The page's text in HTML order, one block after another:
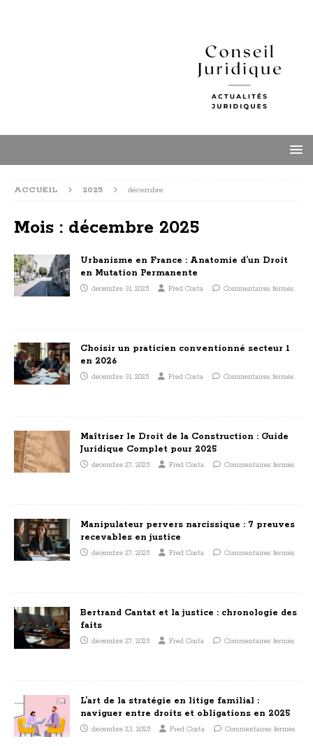
ACCUEIL 2025 décembre
Mois : décembre 2025
Urbanisme en France : Anatomie d’un Droit
en Mutation Permanente
décembre 31, 2025 Fred Costa Commentaires fermés
Choisir un praticien conventionné secteur 1
en 2026
décembre 31, 2025 Fred Costa Commentaires fermés
Maîtriser le Droit de la Construction : Guide
Juridique Complet pour 2025
décembre 27, 2025 Fred Costa Commentaires fermés
Manipulateur pervers narcissique : 7 preuves
recevables en justice
décembre 27, 2025 Fred Costa Commentaires fermés
Bertrand Cantat et la justice : chronologie des
faits
décembre 27, 2025 Fred Costa Commentaires fermés
L’art de la stratégie en litige familial :
naviguer entre droits et obligations en 2025
décembre 23, 2025 Fred Costa Commentaires fermés